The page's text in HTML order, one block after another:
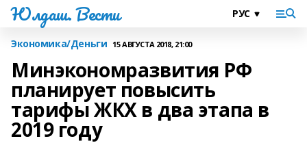
Юлдаш. Вести
Экономика/Деньги 15 АВГУСТА 2018, 21:00
Минэкономразвития РФ
планирует повысить
тарифы ЖКХ в два этапа в
2019 году